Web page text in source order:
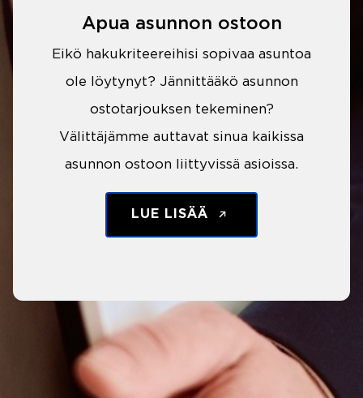
Apua asunnon ostoon
Eikö hakukriteereihisi sopivaa asuntoa
ole löytynyt? Jännittääkö asunnon
ostotarjouksen tekeminen?
Välittäjämme auttavat sinua kaikissa
asunnon ostoon liittyvissä asioissa.
LUE LISÄÄ